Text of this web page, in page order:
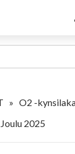
» O2 -
2025